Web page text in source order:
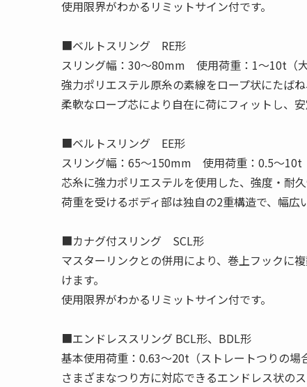
使用限界がわかるリミットサイン付です。
■ベルトスリング RE形
スリング幅：30〜80mm 使用荷重：1〜10t（大
強力ポリエステル原糸の素線をロープ状にたば
柔軟なロープ芯により自在に荷にフィットし、安
■ベルトスリング EE形
スリング幅：65〜150mm 使用荷重：0.5〜10t
芯糸に強力ポリエステルを使用した、強度・耐
荷重を受けるボディ部は独自の2重構造で、幅広
■カナグ付スリング SCL形
マスターリンクとの併用により、巻上フックに
けます。
使用限界がわかるリミットサイン付です。
■エンドレススリング BCL形、BDL形
基本使用荷重：0.63〜20t（ストレートつりの場
さまざまなつり方に対応できるエンドレス状のス